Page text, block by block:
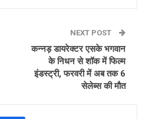
NEXT POST
कन्नड़ डायरेक्टर एसके भगवान
के निधन से शॉक में फिल्म
इंडस्ट्री, फरवरी में अब तक 6
सेलेब्स की मौत